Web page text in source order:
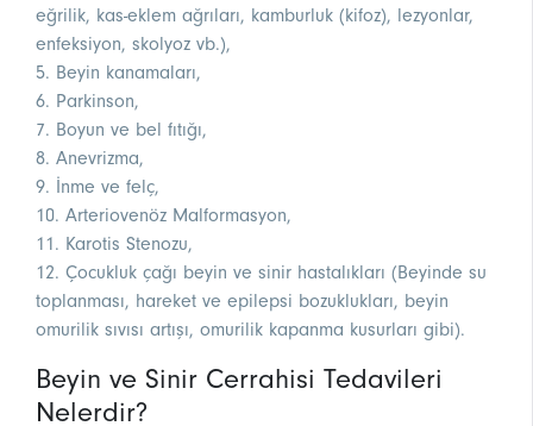
eğrilik, kas-eklem ağrıları, kamburluk (kifoz), lezyonlar,
enfeksiyon, skolyoz vb.),
5. Beyin kanamaları,
6. Parkinson,
7. Boyun ve bel fıtığı,
8. Anevrizma,
9. İnme ve felç,
10. Arteriovenöz Malformasyon,
11. Karotis Stenozu,
12. Çocukluk çağı beyin ve sinir hastalıkları (Beyinde su
toplanması, hareket ve epilepsi bozuklukları, beyin
omurilik sıvısı artışı, omurilik kapanma kusurları gibi).
Beyin ve Sinir Cerrahisi Tedavileri
Nelerdir?